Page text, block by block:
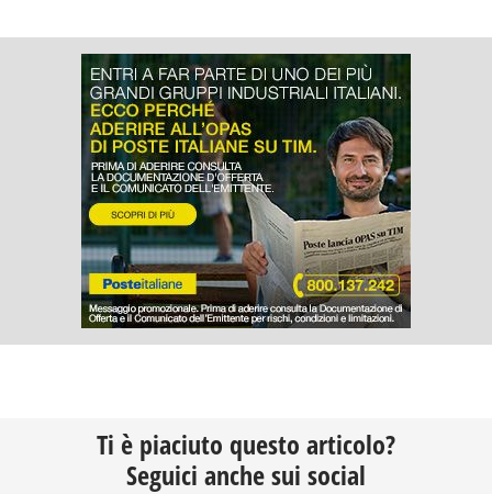
Ti è piaciuto questo articolo?
Seguici anche sui social